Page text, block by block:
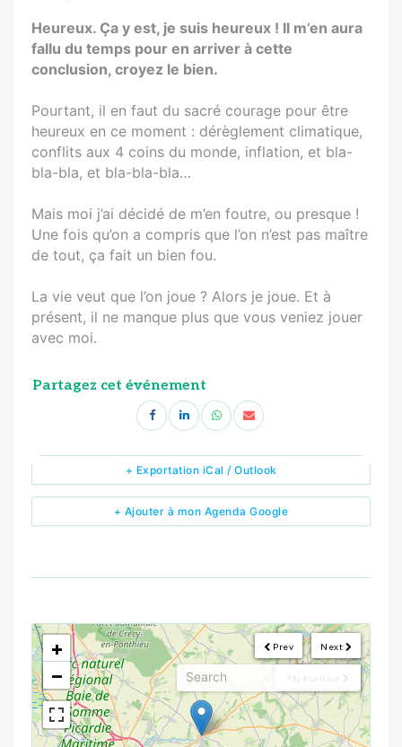
Heureux. Ça y est, je suis heureux ! Il m’en aura
fallu du temps pour en arriver à cette
conclusion, croyez le bien.
Pourtant, il en faut du sacré courage pour être
heureux en ce moment : dérèglement climatique,
conflits aux 4 coins du monde, inflation, et bla-
bla-bla, et bla-bla-bla…
Mais moi j’ai décidé de m’en foutre, ou presque !
Une fois qu’on a compris que l’on n’est pas maître
de tout, ça fait un bien fou.
La vie veut que l’on joue ? Alors je joue. Et à
présent, il ne manque plus que vous veniez jouer
avec moi.
Partagez cet événement
+ Ajouter à mon Agenda Google
+ Exportation iCal / Outlook
Next
Prev
My Position
<!---->
+
−